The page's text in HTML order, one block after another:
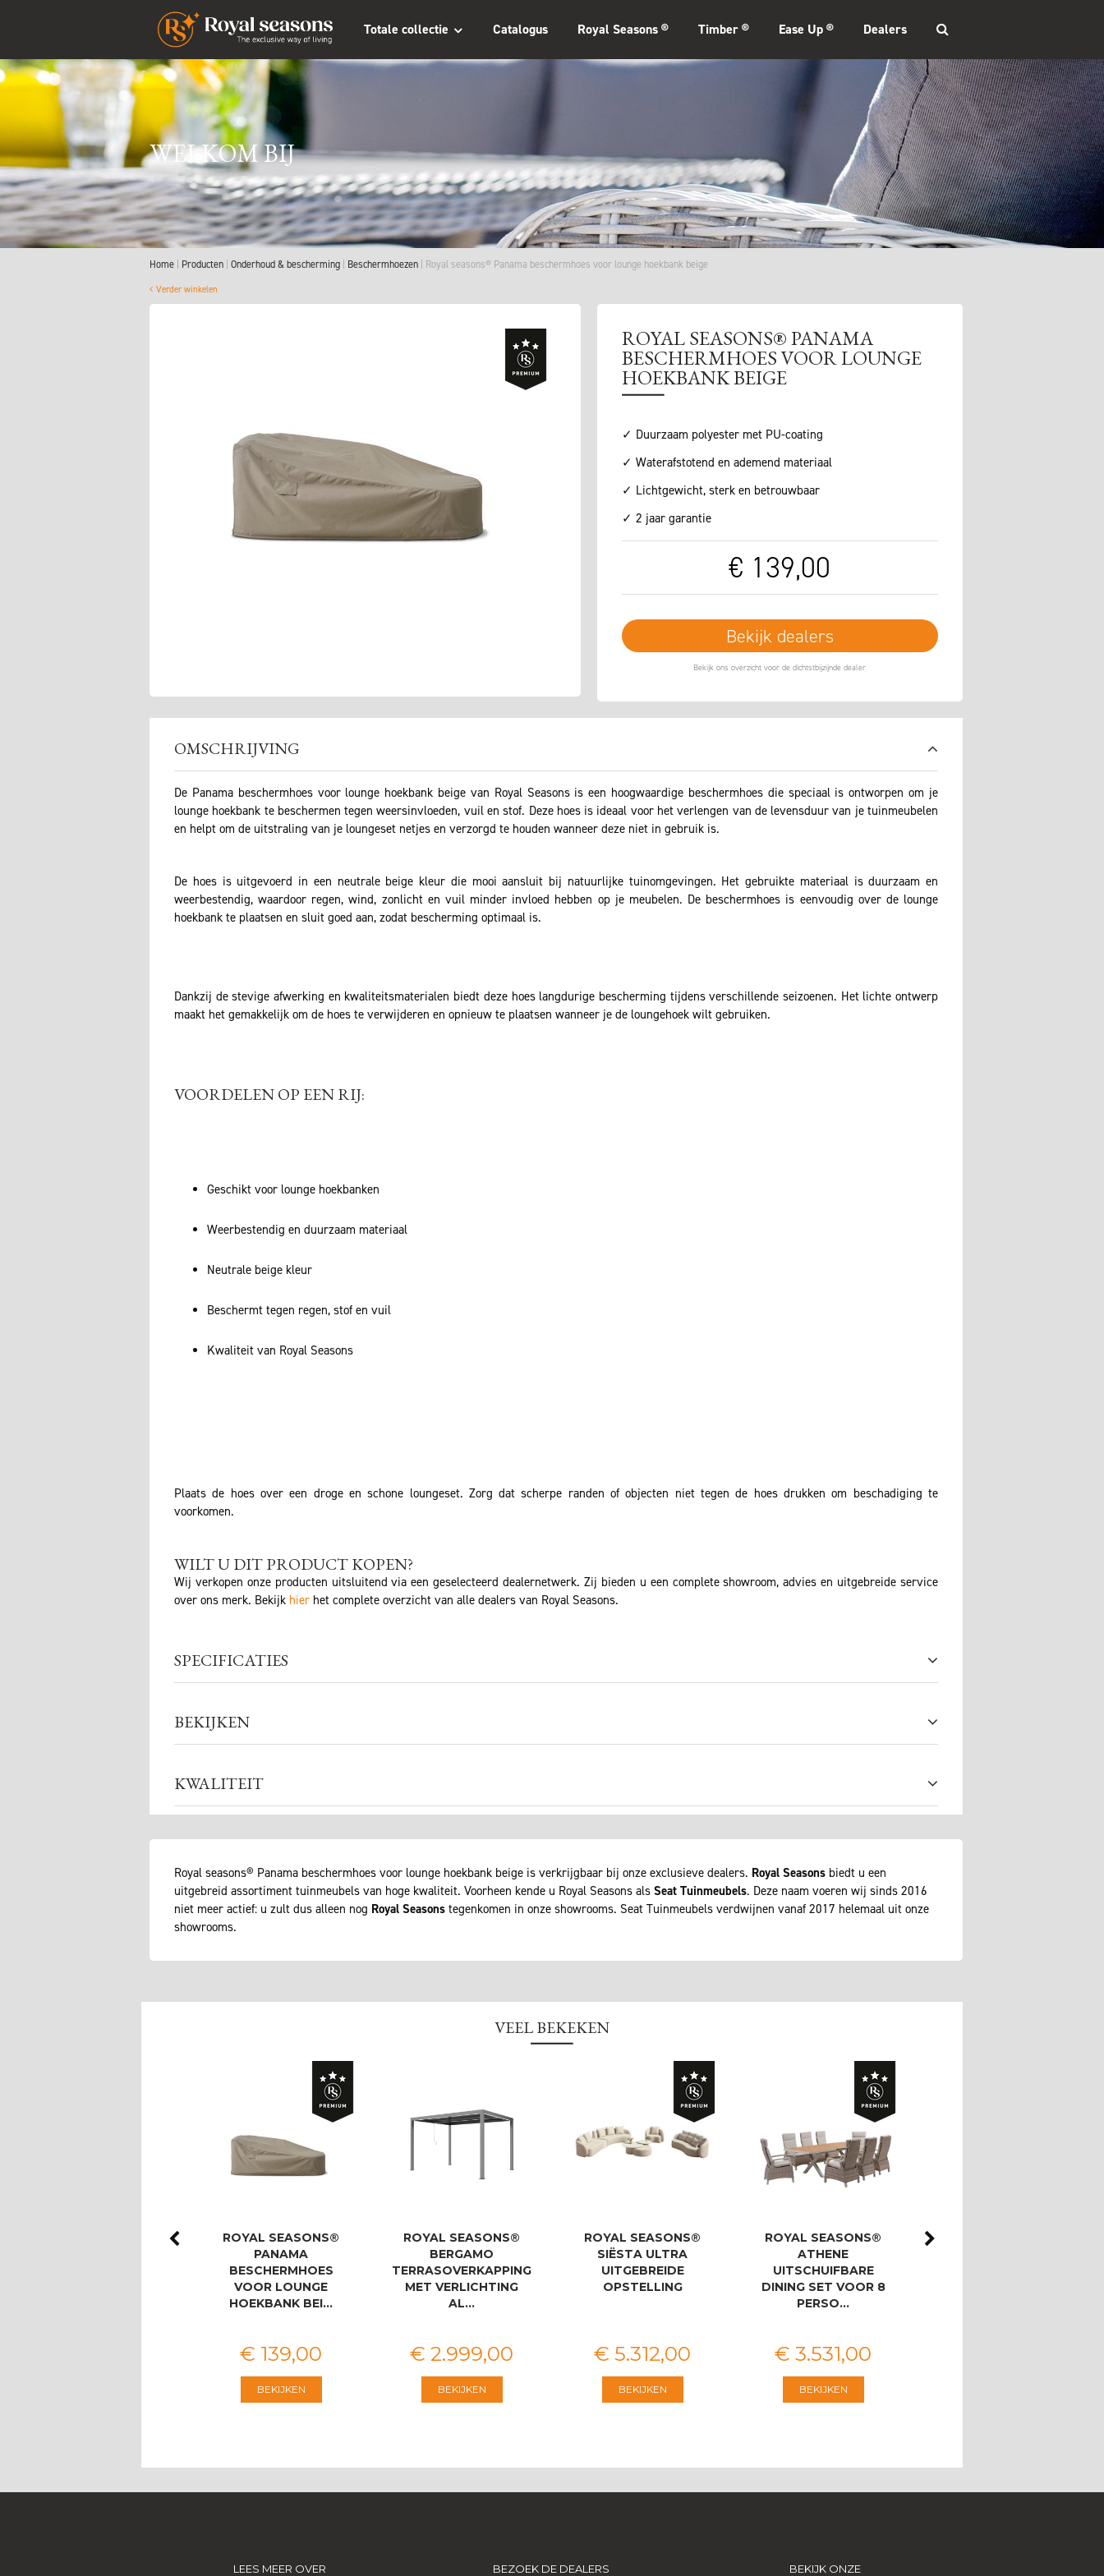
Totale collectie Catalogus Royal Seasons ® Timber ® Ease Up ® Dealers
WELKOM BIJ
Home Producten Onderhoud & bescherming Beschermhoezen Royal seasons® Panama beschermhoes voor lounge hoekbank beige
Verder winkelen
ROYAL SEASONS® PANAMA
BESCHERMHOES VOOR LOUNGE
HOEKBANK BEIGE
✓ Duurzaam polyester met PU-coating
✓ Waterafstotend en ademend materiaal
✓ Lichtgewicht, sterk en betrouwbaar
✓ 2 jaar garantie
€ 139,00
Bekijk dealers
OMSCHRIJVING
De Panama beschermhoes voor lounge hoekbank beige van Royal Seasons is een hoogwaardige beschermhoes die speciaal is ontworpen om je
lounge hoekbank te beschermen tegen weersinvloeden, vuil en stof. Deze hoes is ideaal voor het verlengen van de levensduur van je tuinmeubelen
en helpt om de uitstraling van je loungeset netjes en verzorgd te houden wanneer deze niet in gebruik is.
De hoes is uitgevoerd in een neutrale beige kleur die mooi aansluit bij natuurlijke tuinomgevingen. Het gebruikte materiaal is duurzaam en
weerbestendig, waardoor regen, wind, zonlicht en vuil minder invloed hebben op je meubelen. De beschermhoes is eenvoudig over de lounge
hoekbank te plaatsen en sluit goed aan, zodat bescherming optimaal is.
Dankzij de stevige afwerking en kwaliteitsmaterialen biedt deze hoes langdurige bescherming tijdens verschillende seizoenen. Het lichte ontwerp
maakt het gemakkelijk om de hoes te verwijderen en opnieuw te plaatsen wanneer je de loungehoek wilt gebruiken.
VOORDELEN OP EEN RIJ:
Geschikt voor lounge hoekbanken
Weerbestendig en duurzaam materiaal
Neutrale beige kleur
Beschermt tegen regen, stof en vuil
Kwaliteit van Royal Seasons
Plaats de hoes over een droge en schone loungeset. Zorg dat scherpe randen of objecten niet tegen de hoes drukken om beschadiging te
voorkomen.
WILT U DIT PRODUCT KOPEN?
Wij verkopen onze producten uitsluitend via een geselecteerd dealernetwerk. Zij bieden u een complete showroom, advies en uitgebreide service
over ons merk. Bekijk hier het complete overzicht van alle dealers van Royal Seasons.
SPECIFICATIES
BEKIJKEN
KWALITEIT
Royal seasons® Panama beschermhoes voor lounge hoekbank beige is verkrijgbaar bij onze exclusieve dealers. Royal Seasons biedt u een
uitgebreid assortiment tuinmeubels van hoge kwaliteit. Voorheen kende u Royal Seasons als Seat Tuinmeubels. Deze naam voeren wij sinds 2016
niet meer actief: u zult dus alleen nog Royal Seasons tegenkomen in onze showrooms. Seat Tuinmeubels verdwijnen vanaf 2017 helemaal uit onze
showrooms.
VEEL BEKEKEN
ROYAL SEASONS®
PANAMA
BESCHERMHOES
VOOR LOUNGE
HOEKBANK BEI…
€ 139,00
BEKIJKEN
ROYAL SEASONS®
BERGAMO
TERRASOVERKAPPING
MET VERLICHTING
AL…
€ 2.999,00
BEKIJKEN
ROYAL SEASONS®
SIËSTA ULTRA
UITGEBREIDE
OPSTELLING
€ 5.312,00
BEKIJKEN
ROYAL SEASONS®
ATHENE
UITSCHUIFBARE
DINING SET VOOR 8
PERSO…
€ 3.531,00
BEKIJKEN
LEES MEER OVER BEKIJK ONZE
BEZOEK DE DEALERS